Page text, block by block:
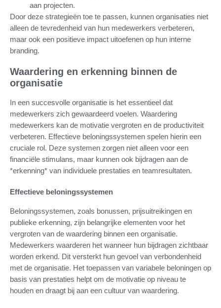
aan projecten.
Door deze strategieën toe te passen, kunnen organisaties niet
alleen de tevredenheid van hun medewerkers verbeteren,
maar ook een positieve impact uitoefenen op hun interne
branding.
Waardering en erkenning binnen de
organisatie
In een succesvolle organisatie is het essentieel dat
medewerkers zich gewaardeerd voelen. Waardering
medewerkers kan de motivatie vergroten en de productiviteit
verbeteren. Effectieve beloningssystemen spelen hierin een
cruciale rol. Deze systemen zorgen niet alleen voor een
financiële stimulans, maar kunnen ook bijdragen aan de
*erkenning* van individuele prestaties en teamresultaten.
Effectieve beloningssystemen
Beloningssystemen, zoals bonussen, prijsuitreikingen en
publieke erkenning, zijn belangrijke elementen voor het
vergroten van de waardering binnen een organisatie.
Medewerkers waarderen het wanneer hun bijdragen zichtbaar
worden erkend. Dit versterkt hun gevoel van verbondenheid
met de organisatie. Het toepassen van variabele beloningen op
basis van prestaties helpt om de motivatie op niveau te
houden en draagt bij aan een cultuur van waardering.